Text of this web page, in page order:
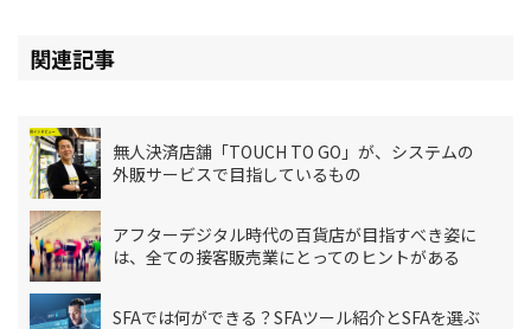
関連記事
無人決済店舗「TOUCH TO GO」が、システムの
外販サービスで目指しているもの
アフターデジタル時代の百貨店が目指すべき姿に
は、全ての接客販売業にとってのヒントがある
SFAでは何ができる？SFAツール紹介とSFAを選ぶ